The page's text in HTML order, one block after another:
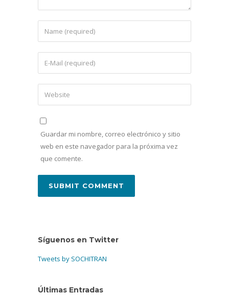
Guardar mi nombre, correo electrónico y sitio
web en este navegador para la próxima vez
que comente.
Síguenos en Twitter
Tweets by SOCHITRAN
Últimas Entradas